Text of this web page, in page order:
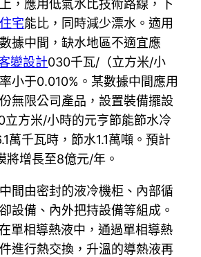
，應用低氣水比技術路線，下
宅能比，同時減少漂水。適用
據中間，缺水地區不適宜應
變設計030千瓦/（立方米/小
小于0.010%。某數據中間應用
無限公司產品，設置裝備擺設
方米/小時的元亨節能節水冷
萬千瓦時，節水1.1萬噸。預計
將增長至8億元/年。
間由密封的液冷機柜、內部循
設備、內外把持設備等組成。
單相導熱液中，通過單相導熱
進行熱交換，升溫的導熱液再